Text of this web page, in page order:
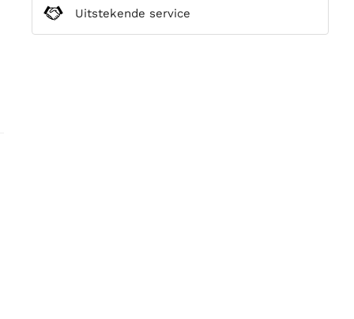
Uitstekende service